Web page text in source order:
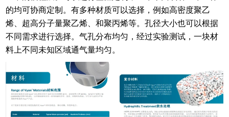
的均可协商定制。有多种材质可以选择，例如高密度聚乙
烯、超高分子量聚乙烯、和聚丙烯等。孔径大小也可以根据
不同需求进行选择。气孔分布均匀，经过实验测试，一块材
料上不同未知区域通气量均匀。